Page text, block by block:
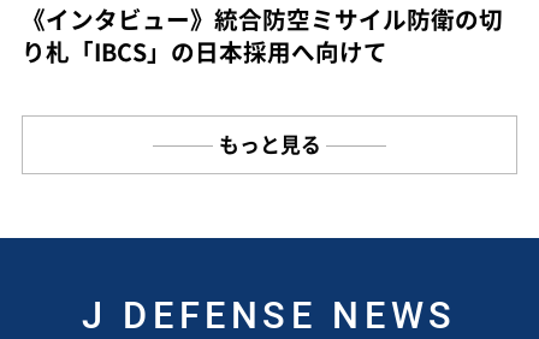
《インタビュー》統合防空ミサイル防衛の切
り札「IBCS」の日本採用へ向けて
もっと見る
J DEFENSE NEWS